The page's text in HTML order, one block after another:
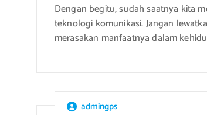
Dengan begitu, sudah saatnya kita
teknologi komunikasi. Jangan
merasakan manfaatnya dalam
admingps